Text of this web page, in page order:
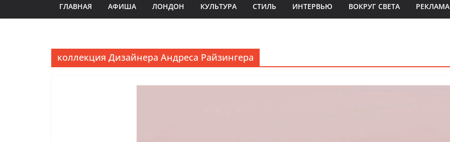
ГЛАВНАЯ АФИША ЛОНДОН КУЛЬТУРА СТИЛЬ ИНТЕРВЬЮ ВОКРУГ СВЕТА РЕКЛАМА
коллекция Дизайнера Андреса Райзингера